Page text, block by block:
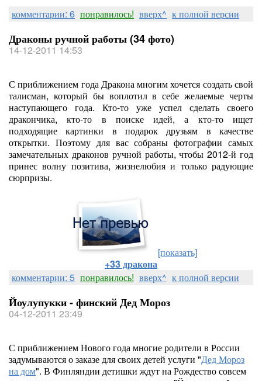
комментарии: 6 понравилось! вверх^ к полной версии
Драконы ручной работы (34 фото)
14-12-2011 14:53
С приближением года Дракона многим хочется создать свой
талисман, который бы воплотил в себе желаемые черты
наступающего года. Кто-то уже успел сделать своего
дракончика, кто-то в поиске идей, а кто-то ищет
подходящие картинки в подарок друзьям в качестве
открытки. Поэтому для вас собраны фотографии самых
замечательных драконов ручной работы, чтобы 2012-й год
принес волну позитива, жизнелюбия и только радующие
сюрпризы.
[показать]
+33 дракона
комментарии: 5 понравилось! вверх^ к полной версии
Йоулупукки - финский Дед Мороз
04-12-2011 23:49
С приближением Нового года многие родители в России
задумываются о заказе для своих детей услуги "Дед Мороз
на дом". В Финляндии детишки ждут на Рождество совсем